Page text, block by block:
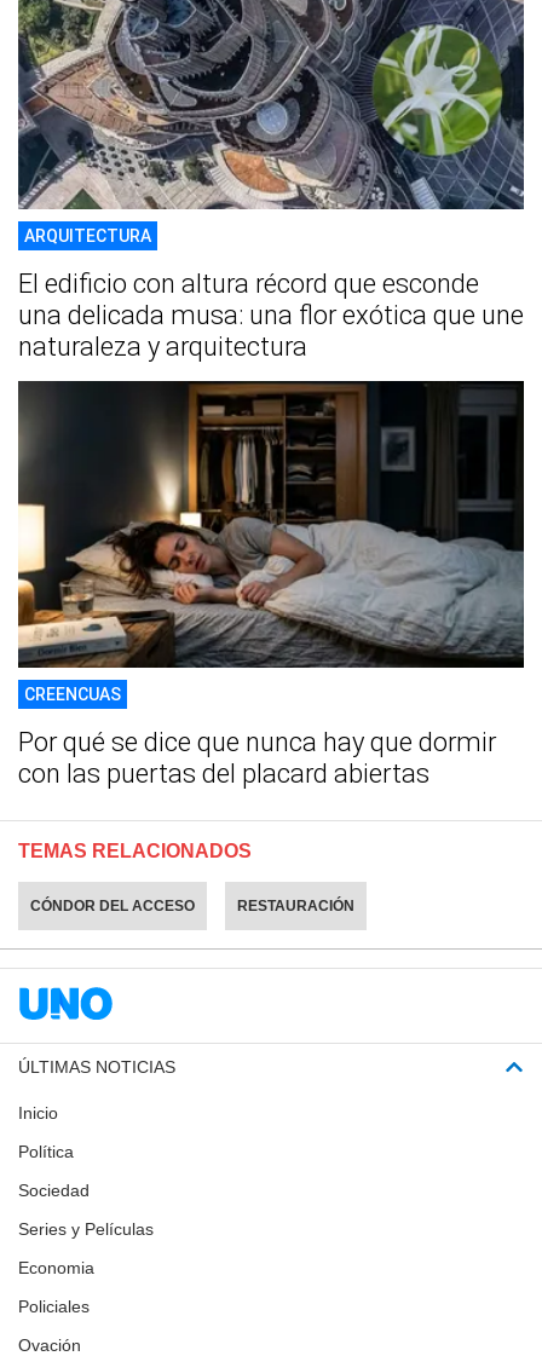
ARQUITECTURA
El edificio con altura récord que esconde
una delicada musa: una flor exótica que une
naturaleza y arquitectura
CREENCUAS
Por qué se dice que nunca hay que dormir
con las puertas del placard abiertas
TEMAS RELACIONADOS
CÓNDOR DEL ACCESO RESTAURACIÓN
ÚLTIMAS NOTICIAS
Inicio
Política
Sociedad
Series y Películas
Economia
Policiales
Ovación